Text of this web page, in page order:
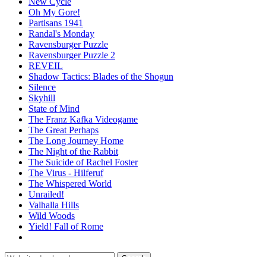
Oh My Gore!
Partisans 1941
Randal's Monday
Ravensburger Puzzle
Ravensburger Puzzle 2
REVEIL
Shadow Tactics: Blades of the Shogun
Silence
Skyhill
State of Mind
The Franz Kafka Videogame
The Great Perhaps
The Long Journey Home
The Night of the Rabbit
The Suicide of Rachel Foster
The Virus - Hilferuf
The Whispered World
Unrailed!
Valhalla Hills
Wild Woods
Yield! Fall of Rome